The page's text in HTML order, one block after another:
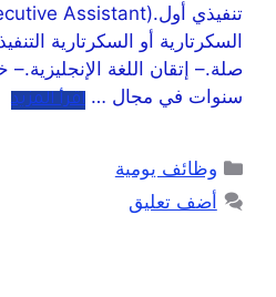
السكرتارية أو السكرتارية
سنوات في مجال … اقرأ المزيد
وظائف يومية
أضف تعليق